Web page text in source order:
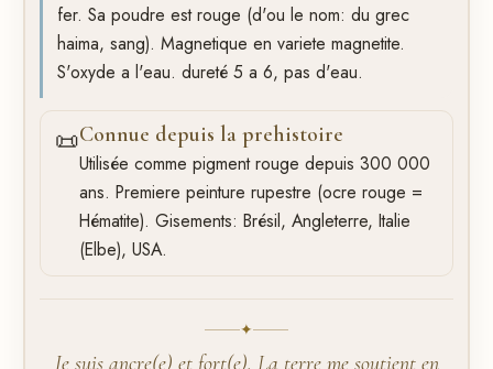
fer. Sa poudre est rouge (d'ou le nom: du grec
haima, sang). Magnetique en variete magnetite.
S'oxyde a l'eau. dureté 5 a 6, pas d'eau.
📜Connue depuis la prehistoire
Utilisée comme pigment rouge depuis 300 000
ans. Premiere peinture rupestre (ocre rouge =
Hématite). Gisements: Brésil, Angleterre, Italie
(Elbe), USA.
✦